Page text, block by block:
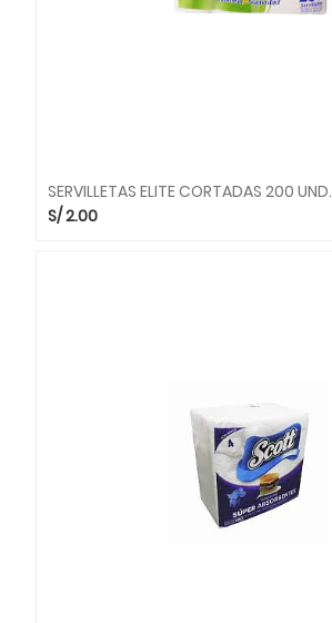
SERVILLETAS ELITE CORTADAS 200 UND.
S/2.00